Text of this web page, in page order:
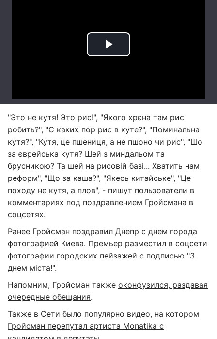
"Это не кутя! Это рис!", "Якого хрєна там рис
робить?", "С каких пор рис в куте?", "Поминальна
кутя?", "Кутя, це пшениця, а не пшоно чи рис", "Шо
за єврейська кутя? Шей з миндальом та
брусникою? Та шей на рисовій базі... Хватить нам
реформ", "Що за каша?", "Якесь китайське", "Це
походу не кутя, а плов", - пишут пользователи в
комментариях под поздравлением Гройсмана в
соцсетях.
Ранее Гройсман поздравил Днепр с днем города
фотографией Киева. Премьер разместил в соцсети
фотографии городских пейзажей с подписью "З
днем міста!".
Напомним, Гройсман также оконфузился, раздавая
очередные обещания.
Также в Сети было популярно видео, на котором
Гройсман перепутал артиста Monatikа с